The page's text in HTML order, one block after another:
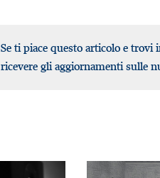
Se ti piace questo articolo e trovi
ricevere gli aggiornamenti sulle